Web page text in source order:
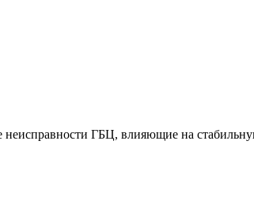
ГБЦ, влияющие на